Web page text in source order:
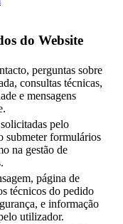
do Website
perguntas sobre
consultas técnicas,
e mensagens
pelo
submeter formulários
na gestão de
página de
técnicos do pedido
e informação
utilizador.